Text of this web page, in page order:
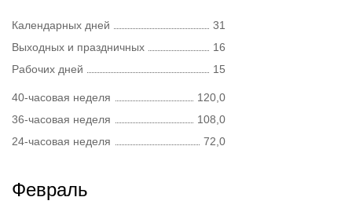
Календарных дней
31
Выходных и праздничных
16
Рабочих дней
15
40-часовая неделя
120,0
36-часовая неделя
108,0
24-часовая неделя
72,0
Февраль